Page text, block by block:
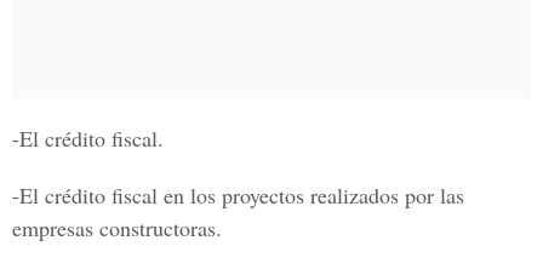
-El crédito fiscal.
-El crédito fiscal en los proyectos realizados por las
empresas constructoras.